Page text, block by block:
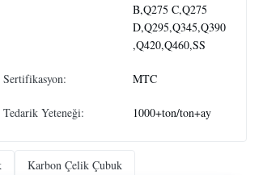
B,Q275 C,Q275
D,Q295,Q345,Q390
,Q420,Q460,SS
Sertifikasyon: MTC
Tedarik Yeteneği: 1000+ton/ton+ay
Karbon Çelik Çubuk